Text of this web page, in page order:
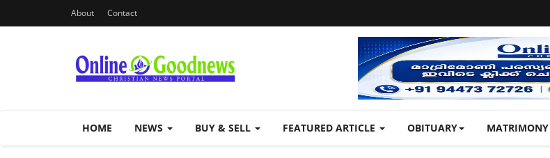
About Contact
HOME NEWS BUY & SELL FEATURED ARTICLE OBITUARY MATRIMONY